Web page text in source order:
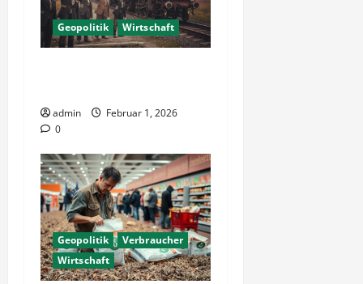
Geopolitik Wirtschaft
admin
Februar 1, 2026
0
Geopolitik
Verbraucher
Wirtschaft